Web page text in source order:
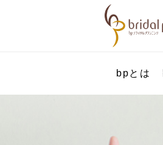
bpとは